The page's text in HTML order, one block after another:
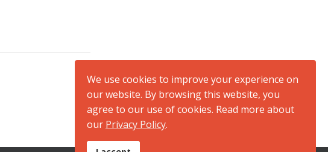
We use cookies to improve your experience on
our website. By browsing this website, you
agree to our use of cookies. Read more about
our Privacy Policy.